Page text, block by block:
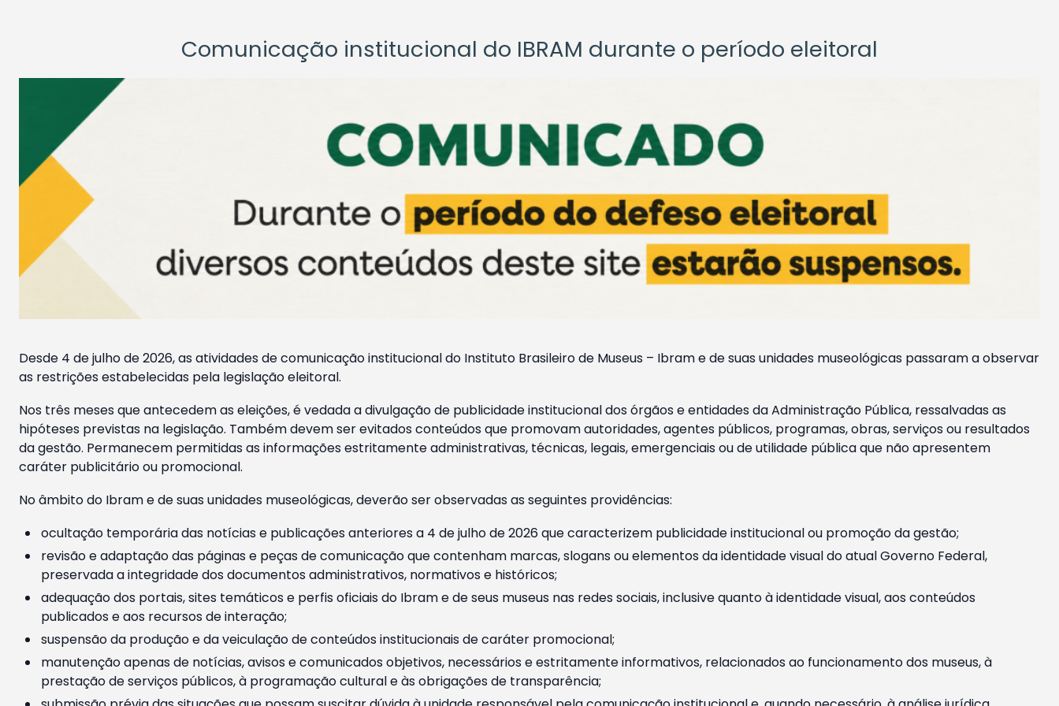
Comunicação institucional do IBRAM durante o período eleitoral
Desde 4 de julho de 2026, as atividades de comunicação institucional do Instituto Brasileiro de Museus – Ibram e de suas unidades museológicas passaram a observar
as restrições estabelecidas pela legislação eleitoral.
Nos três meses que antecedem as eleições, é vedada a divulgação de publicidade institucional dos órgãos e entidades da Administração Pública, ressalvadas as
hipóteses previstas na legislação. Também devem ser evitados conteúdos que promovam autoridades, agentes públicos, programas, obras, serviços ou resultados
da gestão. Permanecem permitidas as informações estritamente administrativas, técnicas, legais, emergenciais ou de utilidade pública que não apresentem
caráter publicitário ou promocional.
No âmbito do Ibram e de suas unidades museológicas, deverão ser observadas as seguintes providências:
ocultação temporária das notícias e publicações anteriores a 4 de julho de 2026 que caracterizem publicidade institucional ou promoção da gestão;
revisão e adaptação das páginas e peças de comunicação que contenham marcas, slogans ou elementos da identidade visual do atual Governo Federal,
preservada a integridade dos documentos administrativos, normativos e históricos;
adequação dos portais, sites temáticos e perfis oficiais do Ibram e de seus museus nas redes sociais, inclusive quanto à identidade visual, aos conteúdos
publicados e aos recursos de interação;
suspensão da produção e da veiculação de conteúdos institucionais de caráter promocional;
manutenção apenas de notícias, avisos e comunicados objetivos, necessários e estritamente informativos, relacionados ao funcionamento dos museus, à
prestação de serviços públicos, à programação cultural e às obrigações de transparência;